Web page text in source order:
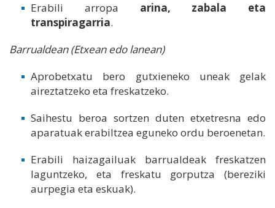
Erabili arropa arina, zabala eta
transpiragarria.
Barrualdean (Etxean edo lanean)
Aprobetxatu bero gutxieneko uneak gelak
aireztatzeko eta freskatzeko.
Saihestu beroa sortzen duten etxetresna edo
aparatuak erabiltzea eguneko ordu beroenetan.
Erabili haizagailuak barrualdeak freskatzen
laguntzeko, eta freskatu gorputza (bereziki
aurpegia eta eskuak).